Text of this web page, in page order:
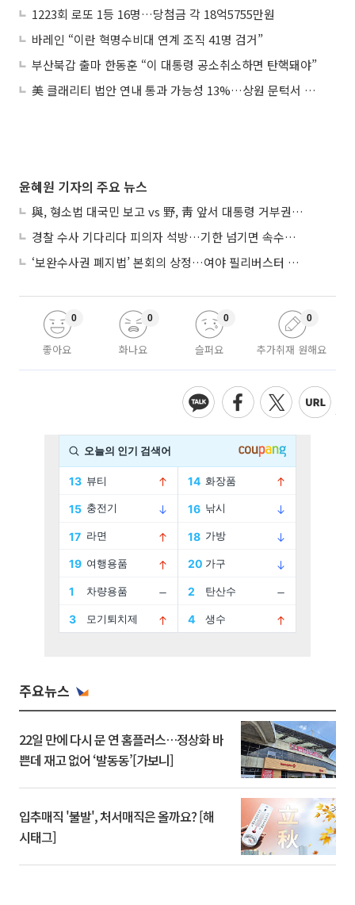
1223회 로또 1등 16명…당첨금 각 18억5755만원
바레인 “이란 혁명수비대 연계 조직 41명 검거”
부산북갑 출마 한동훈 “이 대통령 공소취소하면 탄핵돼야”
美 클래리티 법안 연내 통과 가능성 13%…상원 문턱서 제동
윤혜원 기자의 주요 뉴스
與, 형소법 대국민 보고 vs 野, 靑 앞서 대통령 거부권 촉구
경찰 수사 기다리다 피의자 석방…기한 넘기면 속수무책
‘보완수사권 폐지법’ 본회의 상정…여야 필리버스터 대치
좋아요
0
화나요
0
슬퍼요
0
추가취재 원해요
0
주요뉴스
22일 만에 다시 문 연 홈플러스…정상화 바
쁜데 재고 없어 ‘발동동’[가보니]
입추매직 '불발', 처서매직은 올까요? [해
시태그]